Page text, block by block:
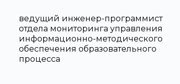
ведущий инженер-программист
отдела мониторинга управления
информационно-методического
обеспечения образовательного
процесса